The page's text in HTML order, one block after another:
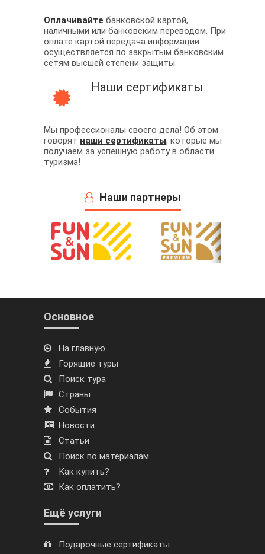
Оплачивайте банковской картой,
наличными или банковским переводом. При
оплате картой передача информации
осуществляется по закрытым банковским
сетям высшей степени защиты.
Наши сертификаты
Мы профессионалы своего дела! Об этом
говорят наши сертификаты, которые мы
получаем за успешную работу в области
туризма!
Наши партнеры
Основное
На главную
Горящие туры
Поиск тура
Страны
События
Новости
Статьи
Поиск по материалам
Как купить?
Как оплатить?
Ещё услуги
Подарочные сертификаты